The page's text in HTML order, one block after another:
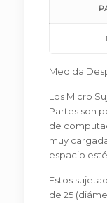
Medida
Los Micro
Partes son
de
muy
espacio
Estos
de 25